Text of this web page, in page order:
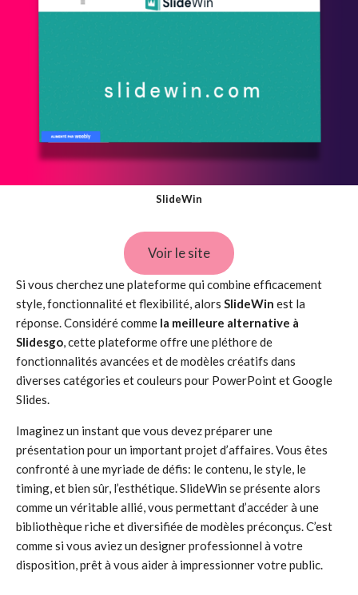
SlideWin
Voir le site
Si vous cherchez une plateforme qui combine efficacement
style, fonctionnalité et flexibilité, alors SlideWin est la
réponse. Considéré comme la meilleure alternative à
Slidesgo, cette plateforme offre une pléthore de
fonctionnalités avancées et de modèles créatifs dans
diverses catégories et couleurs pour PowerPoint et Google
Slides.
Imaginez un instant que vous devez préparer une
présentation pour un important projet d’affaires. Vous êtes
confronté à une myriade de défis: le contenu, le style, le
timing, et bien sûr, l’esthétique. SlideWin se présente alors
comme un véritable allié, vous permettant d’accéder à une
bibliothèque riche et diversifiée de modèles préconçus. C’est
comme si vous aviez un designer professionnel à votre
disposition, prêt à vous aider à impressionner votre public.